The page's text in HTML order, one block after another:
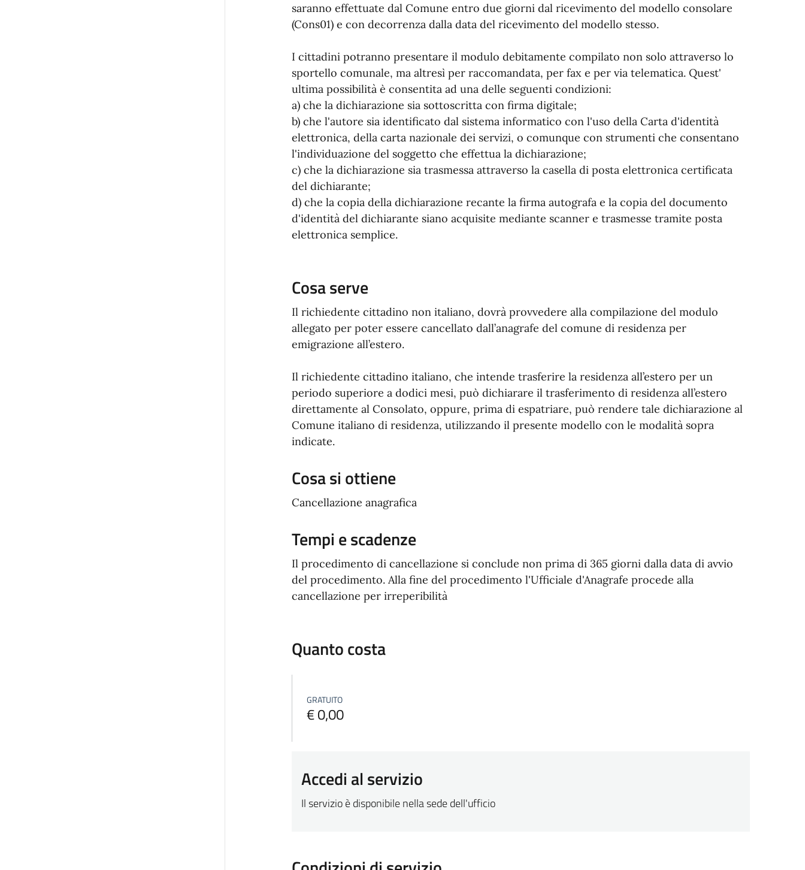
saranno effettuate dal Comune entro due giorni dal ricevimento del modello consolare
(Cons01) e con decorrenza dalla data del ricevimento del modello stesso.
I cittadini potranno presentare il modulo debitamente compilato non solo attraverso lo
sportello comunale, ma altresì per raccomandata, per fax e per via telematica. Quest'
ultima possibilità è consentita ad una delle seguenti condizioni:
a) che la dichiarazione sia sottoscritta con firma digitale;
b) che l'autore sia identificato dal sistema informatico con l'uso della Carta d'identità
elettronica, della carta nazionale dei servizi, o comunque con strumenti che consentano
l'individuazione del soggetto che effettua la dichiarazione;
c) che la dichiarazione sia trasmessa attraverso la casella di posta elettronica certificata
del dichiarante;
d) che la copia della dichiarazione recante la firma autografa e la copia del documento
d'identità del dichiarante siano acquisite mediante scanner e trasmesse tramite posta
elettronica semplice.
Cosa serve
Il richiedente cittadino non italiano, dovrà provvedere alla compilazione del modulo
allegato per poter essere cancellato dall’anagrafe del comune di residenza per
emigrazione all’estero.
Il richiedente cittadino italiano, che intende trasferire la residenza all’estero per un
periodo superiore a dodici mesi, può dichiarare il trasferimento di residenza all’estero
direttamente al Consolato, oppure, prima di espatriare, può rendere tale dichiarazione al
Comune italiano di residenza, utilizzando il presente modello con le modalità sopra
indicate.
Cosa si ottiene
Cancellazione anagrafica
Tempi e scadenze
Il procedimento di cancellazione si conclude non prima di 365 giorni dalla data di avvio
del procedimento. Alla fine del procedimento l'Ufficiale d'Anagrafe procede alla
cancellazione per irreperibilità
Quanto costa
GRATUITO
€ 0,00
Accedi al servizio
Il servizio è disponibile nella sede dell'ufficio